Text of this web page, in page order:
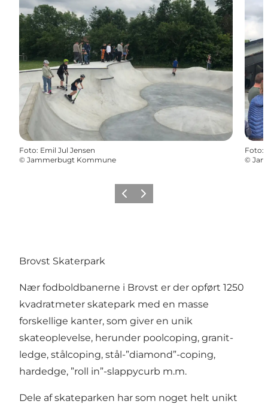
Foto: Emil Jul Jensen
© Jammerbugt Kommune
Foto:
©
ForrigeNæste
Brovst Skaterpark
Nær fodboldbanerne i Brovst er der opført 1250
kvadratmeter skatepark med en masse
forskellige kanter, som giver en unik
skateoplevelse, herunder poolcoping, granit-
ledge, stålcoping, stål-”diamond”-coping,
hardedge, ”roll in”-slappycurb m.m.
Dele af skateparken har som noget helt unikt